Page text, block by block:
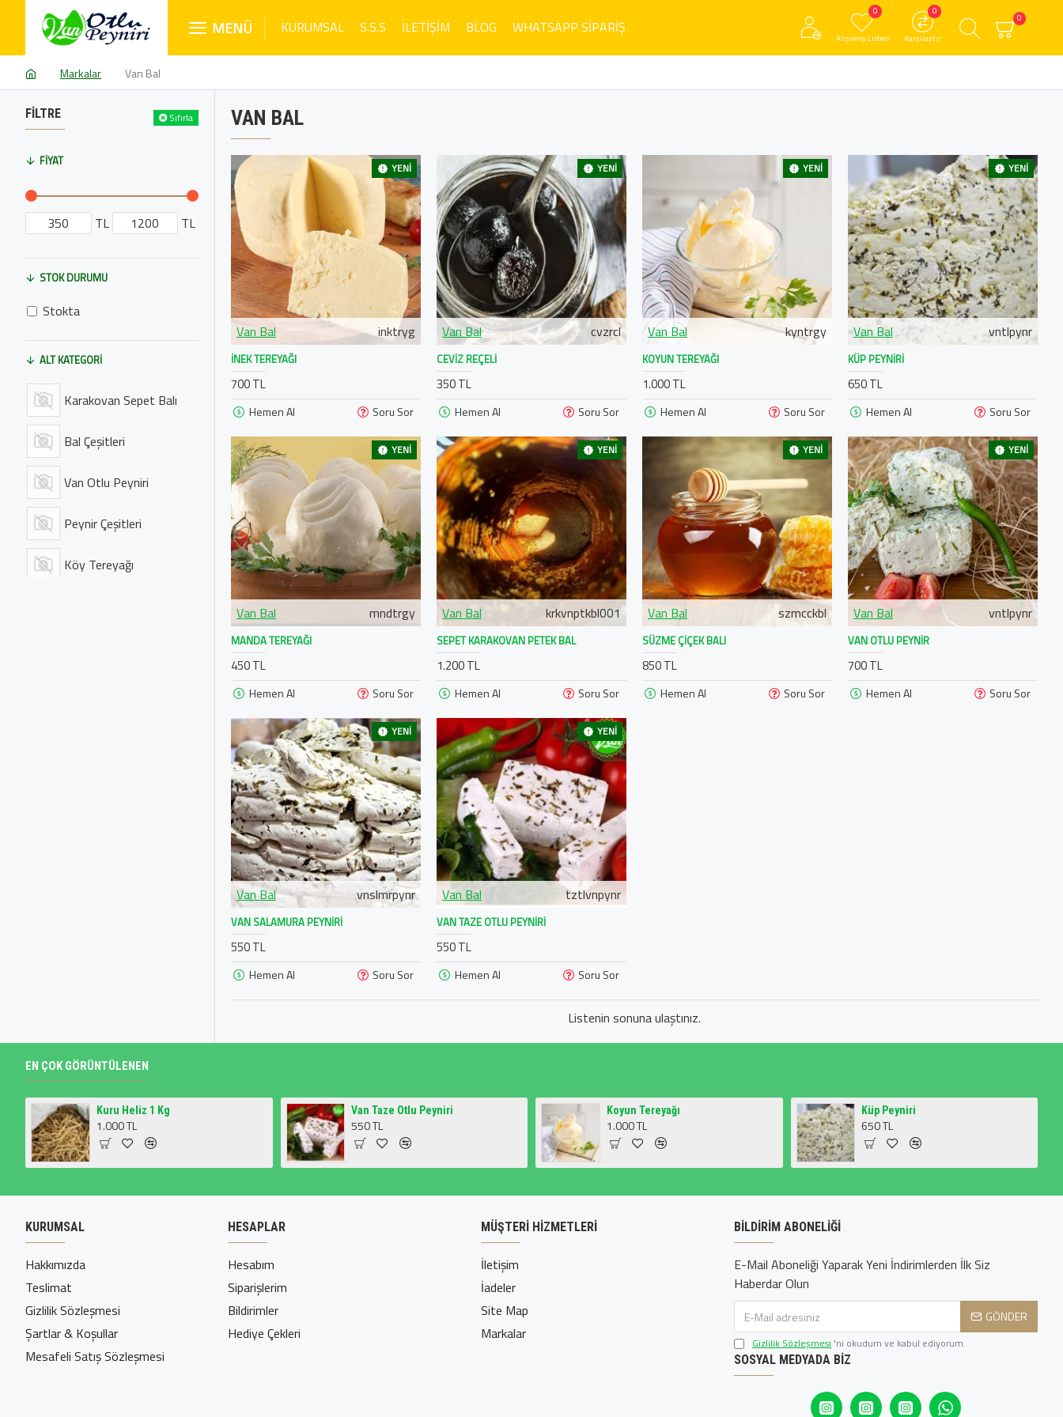
MENÜ KURUMSAL S.S.S İLETIŞIM BLOG WHATSAPP SIPARIŞ
Alışveriş Listem
0
Karşılaştır
0
0
Markalar Van Bal
FILTRE Sıfırla
FIYAT
TL TL
ALT KATEGORI
Karakovan Sepet Balı
Bal Çeşitleri
Van Otlu Peyniri
Peynir Çeşitleri
Köy Tereyağı
STOK DURUMU
Stokta
VAN BAL
YENI
Van Bal inktryg
İNEK TEREYAĞI
700 TL
Hemen Al Soru Sor
YENI
Van Bal cvzrcl
CEVIZ REÇELI
350 TL
Hemen Al Soru Sor
YENI
Van Bal kyntrgy
KOYUN TEREYAĞI
1.000 TL
Hemen Al Soru Sor
YENI
Van Bal vntlpynr
KÜP PEYNIRI
650 TL
Hemen Al Soru Sor
YENI
Van Bal mndtrgy
MANDA TEREYAĞI
450 TL
Hemen Al Soru Sor
YENI
Van Bal krkvnptkbl001
SEPET KARAKOVAN PETEK BAL
1.200 TL
Hemen Al Soru Sor
YENI
Van Bal szmcckbl
SÜZME ÇIÇEK BALI
850 TL
Hemen Al Soru Sor
YENI
Van Bal vntlpynr
VAN OTLU PEYNIR
700 TL
Hemen Al Soru Sor
YENI
Van Bal vnslmrpynr
VAN SALAMURA PEYNIRI
550 TL
Hemen Al Soru Sor
YENI
Van Bal tztlvnpynr
VAN TAZE OTLU PEYNIRI
550 TL
Hemen Al Soru Sor
Listenin sonuna ulaştınız.
EN ÇOK GÖRÜNTÜLENEN
Kuru Heliz 1 Kg
1.000 TL
Van Taze Otlu Peyniri
550 TL
Koyun Tereyağı
1.000 TL
Küp Peyniri
650 TL
KURUMSAL
Hakkımızda
Teslimat
Gizlilik Sözleşmesi
Şartlar & Koşullar
Mesafeli Satış Sözleşmesi
HESAPLAR
Hesabım
Siparişlerim
Bildirimler
Hediye Çekleri
MÜŞTERI HIZMETLERI
İletişim
İadeler
Site Map
Markalar
BILDIRIM ABONELIĞI
E-Mail Aboneliği Yaparak Yeni İndirimlerden İlk Siz
Haberdar Olun
GÖNDER
Gizlilik Sözleşmesi 'ni okudum ve kabul ediyorum.
SOSYAL MEDYADA BIZ